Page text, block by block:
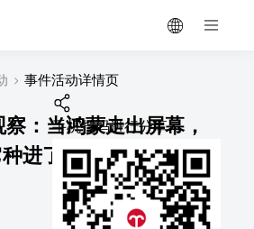
> 事件活动详情页
：当鸿蒙走出屏幕，
进了千行万业
手机扫码进行分享